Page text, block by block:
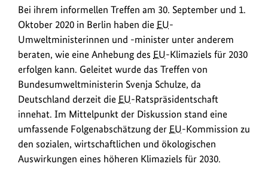
am
30.
September
und
Oktober
Berlin
haben
die
EU-
Bei ihrem informellen Treffen am 30. September und 1.
Oktober 2020 in Berlin haben die EU-
Umweltministerinnen und -minister unter anderem
beraten, wie eine Anhebung des EU-Klimaziels für 2030
erfolgen kann. Geleitet wurde das Treffen von
Bundesumweltministerin Svenja Schulze, da
Deutschland derzeit die EU-Ratspräsidentschaft
innehat. Im Mittelpunkt der Diskussion stand eine
umfassende Folgenabschätzung der EU-Kommission zu
den sozialen, wirtschaftlichen und ökologischen
Auswirkungen eines höheren Klimaziels für 2030.